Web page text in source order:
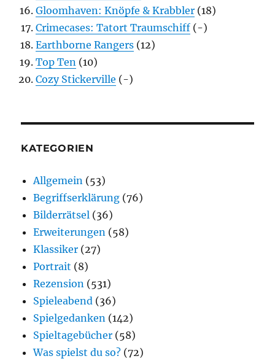
Gloomhaven: Knöpfe & Krabbler (18)
Crimecases: Tatort Traumschiff (-)
Earthborne Rangers (12)
Top Ten (10)
Cozy Stickerville (-)
KATEGORIEN
Allgemein (53)
Begriffserklärung (76)
Bilderrätsel (36)
Erweiterungen (58)
Klassiker (27)
Portrait (8)
Rezension (531)
Spieleabend (36)
Spielgedanken (142)
Spieltagebücher (58)
Was spielst du so? (72)